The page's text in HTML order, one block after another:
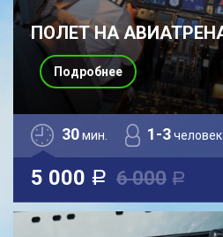
ПОЛЕТ НА
30мин. 1-3
5 000 a 6 000 a
Подробнее